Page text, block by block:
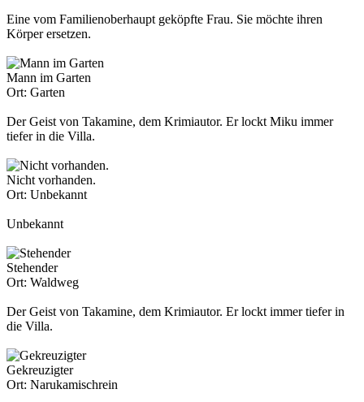
Eine vom Familienoberhaupt geköpfte Frau. Sie möchte ihren
Körper ersetzen.
Mann im Garten
Ort: Garten
Der Geist von Takamine, dem Krimiautor. Er lockt Miku immer
tiefer in die Villa.
Nicht vorhanden.
Ort: Unbekannt
Unbekannt
Stehender
Ort: Waldweg
Der Geist von Takamine, dem Krimiautor. Er lockt immer tiefer in
die Villa.
Gekreuzigter
Ort: Narukamischrein